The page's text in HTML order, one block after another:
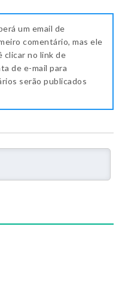
um email de
comentário, mas ele
clicar no link de
de e-mail para
serão publicados